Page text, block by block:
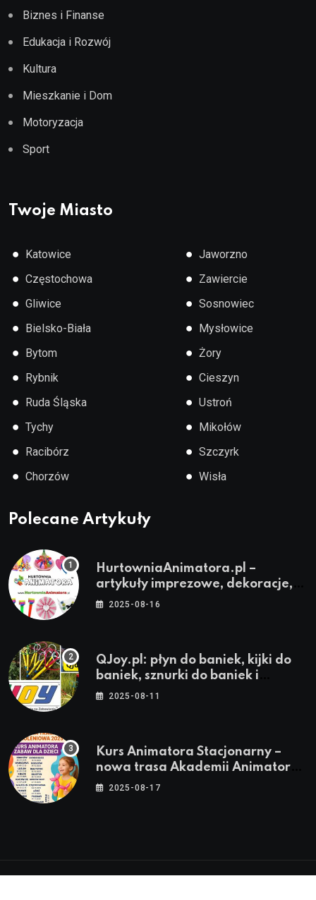
Biznes i Finanse
Edukacja i Rozwój
Kultura
Mieszkanie i Dom
Motoryzacja
Sport
Twoje Miasto
● Katowice
● Częstochowa
● Gliwice
● Bielsko-Biała
● Bytom
● Rybnik
● Ruda Śląska
● Tychy
● Racibórz
● Chorzów
● Jaworzno
● Zawiercie
● Sosnowiec
● Mysłowice
● Żory
● Cieszyn
● Ustroń
● Mikołów
● Szczyrk
● Wisła
Polecane Artykuły
HurtowniaAnimatora.pl –
artykuły imprezowe, dekoracje,
stroje i akcesoria dla animatorów
2025-08-16
QJoy.pl: płyn do baniek, kijki do
baniek, sznurki do baniek i
zestawy do baniek
2025-08-11
Kurs Animatora Stacjonarny –
nowa trasa Akademii Animatora
– jesień 2025
2025-08-17